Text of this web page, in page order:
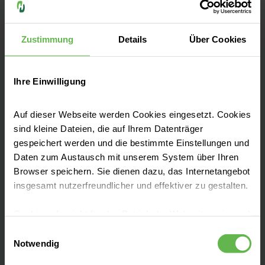
Zustimmung Details Über Cookies
Ihre Einwilligung
Auf dieser Webseite werden Cookies eingesetzt. Cookies
sind kleine Dateien, die auf Ihrem Datenträger
gespeichert werden und die bestimmte Einstellungen und
Daten zum Austausch mit unserem System über Ihren
Browser speichern. Sie dienen dazu, das Internetangebot
insgesamt nutzerfreundlicher und effektiver zu gestalten.
eingesetzt werden.
Notwendig
widmen sich der Behandlung von
neurologischen und psychiatrischen
Krankheitsbildern.
Unsere Fachbereiche
Ihre Ansprechpartner
Kontakt & Anfahrt